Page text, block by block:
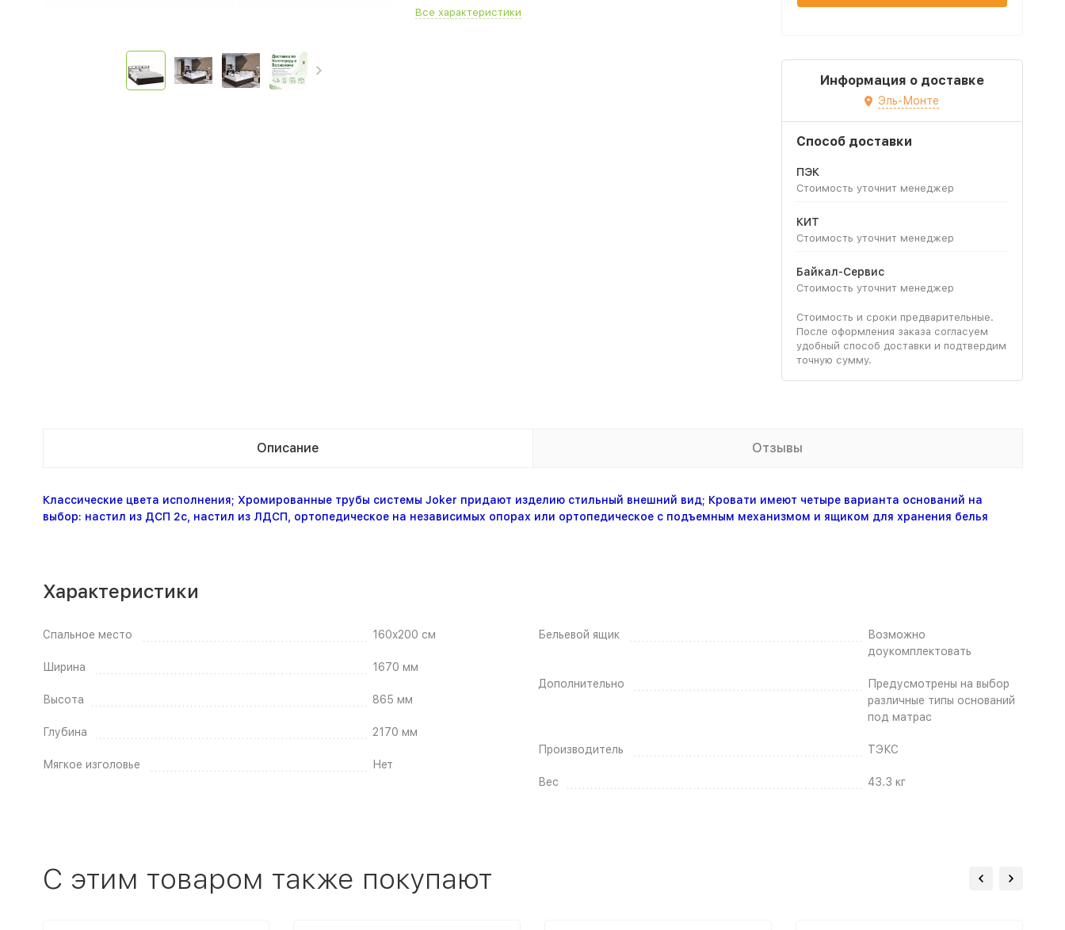
Все характеристики
Информация о доставке
Эль-Монте
Способ доставки
ПЭК
Стоимость уточнит менеджер
КИТ
Стоимость уточнит менеджер
Байкал-Сервис
Стоимость уточнит менеджер
Стоимость и сроки предварительные.
После оформления заказа согласуем
удобный способ доставки и подтвердим
точную сумму.
Описание Отзывы
Классические цвета исполнения; Хромированные трубы системы Joker придают изделию стильный внешний вид; Кровати имеют четыре варианта оснований на
выбор: настил из ДСП 2с, настил из ЛДСП, ортопедическое на независимых опорах или ортопедическое с подъемным механизмом и ящиком для хранения белья
Характеристики
Спальное место 160x200 см
Ширина 1670 мм
Высота 865 мм
Глубина 2170 мм
Мягкое изголовье Нет
Бельевой ящик
Возможно
доукомплектовать
Дополнительно
Предусмотрены на выбор
различные типы оснований
под матрас
Производитель ТЭКС
Вес 43.3 кг
C этим товаром также покупают